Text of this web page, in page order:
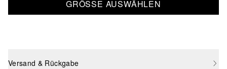
GRÖSSE AUSWÄHLEN
Versand & Rückgabe